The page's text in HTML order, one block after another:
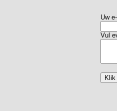
Uw
Vul